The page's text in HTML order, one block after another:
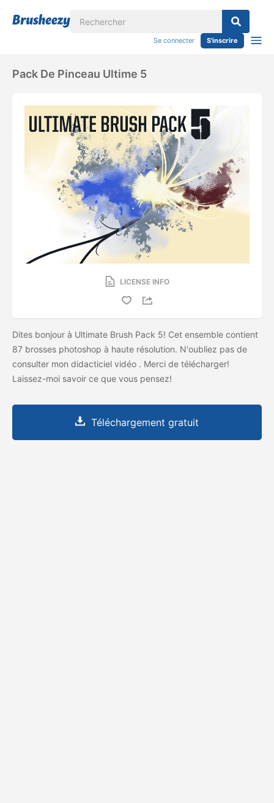
Se connecter S'inscrire
Pack De Pinceau Ultime 5
LICENSE INFO
Dites bonjour à Ultimate Brush Pack 5! Cet ensemble contient
87 brosses photoshop à haute résolution. N'oubliez pas de
consulter mon didacticiel vidéo . Merci de télécharger!
Laissez-moi savoir ce que vous pensez!
Téléchargement gratuit